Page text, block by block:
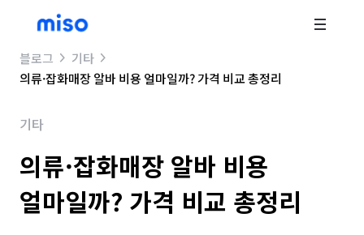
블로그
기타
의류·잡화매장 알바 비용 얼마일까? 가격 비교 총정리
기타
의류·잡화매장 알바 비용
얼마일까? 가격 비교 총정리